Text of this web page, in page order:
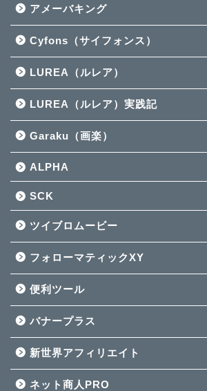
アメーバキング
Cyfons（サイフォンス）
LUREA（ルレア）
LUREA（ルレア）実践記
Garaku（画楽）
ALPHA
SCK
ツイブロムービー
フォローマティックXY
便利ツール
バナープラス
新世界アフィリエイト
ネット商人PRO